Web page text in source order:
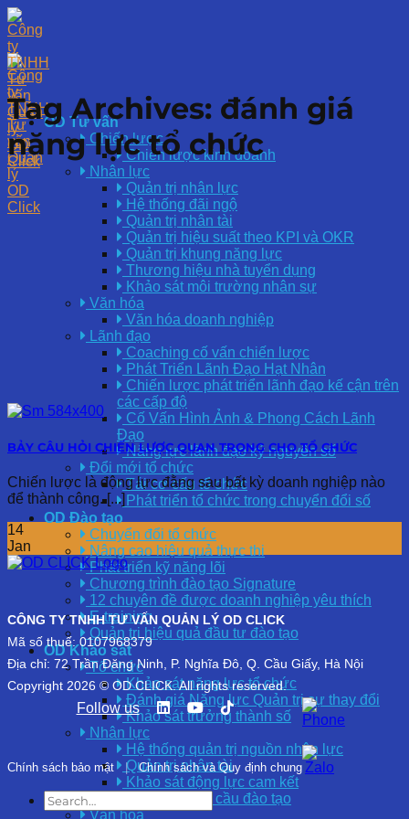
Skip
to
content
OD Tư vấn
Chiến lược
Chiến lược kinh doanh
Nhân lực
Quản trị nhân lực
Hệ thống đãi ngộ
Quản trị nhân tài
Quản trị hiệu suất theo KPI và OKR
Quản trị khung năng lực
Thương hiệu nhà tuyển dụng
Khảo sát môi trường nhân sự
Văn hóa
Văn hóa doanh nghiệp
Lãnh đạo
Coaching cố vấn chiến lược
Phát Triển Lãnh Đạo Hạt Nhân
Chiến lược phát triển lãnh đạo kế cận trên
các cấp độ
Cố Vấn Hình Ảnh & Phong Cách Lãnh
Đạo
Năng lực lãnh đạo kỷ nguyên số
Đổi mới tổ chức
Tái cơ cấu tổ chức
Phát triển tổ chức trong chuyển đổi số
OD Đào tạo
Chuyển đổi tổ chức
Nâng cao hiệu quả thực thi
Phát triển kỹ năng lõi
Chương trình đào tạo Signature
12 chuyên đề được doanh nghiệp yêu thích
E-training
Quản trị hiệu quả đầu tư đào tạo
OD Khảo sát
Tổ chức
Khảo sát năng lực tổ chức
Đánh giá Năng lực Quản trị sự thay đổi
Khảo sát trưởng thành số
Nhân lực
Hệ thống quản trị nguồn nhân lực
Quản trị nhân tài
Khảo sát động lực cam kết
Khảo sát nhu cầu đào tạo
Văn hóa
Tag Archives: đánh giá
năng lực tổ chức
BẢY CÂU HỎI CHIẾN LƯỢC QUAN TRỌNG CHO TỔ CHỨC
Chiến lược là động lực đằng sau bất kỳ doanh nghiệp nào
để thành công. [...]
14
Jan
CÔNG TY TNHH TƯ VẤN QUẢN LÝ OD CLICK
Mã số thuế: 0107968379
Địa chỉ: 72 Trần Đăng Ninh, P. Nghĩa Đô, Q. Cầu Giấy, Hà Nội
Copyright 2026 © OD CLICK. All rights reserved.
Follow us
Chính sách bảo mật | Chính sách và Quy định chung